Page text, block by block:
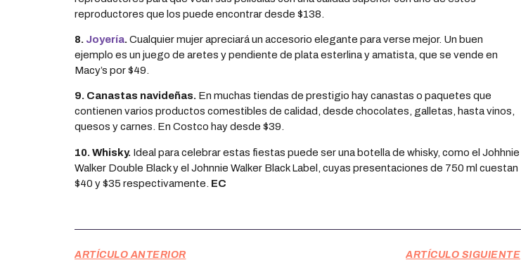
reproductores que los puede encontrar desde $138.
8. Joyería. Cualquier mujer apreciará un accesorio elegante para verse mejor. Un buen
ejemplo es un juego de aretes y pendiente de plata esterlina y amatista, que se vende en
Macy’s por $49.
9. Canastas navideñas. En muchas tiendas de prestigio hay canastas o paquetes que
contienen varios productos comestibles de calidad, desde chocolates, galletas, hasta vinos,
quesos y carnes. En Costco hay desde $39.
10. Whisky. Ideal para celebrar estas fiestas puede ser una botella de whisky, como el Johhnie
Walker Double Black y el Johnnie Walker Black Label, cuyas presentaciones de 750 ml cuestan
$40 y $35 respectivamente. EC
ARTÍCULO ANTERIOR ARTÍCULO SIGUIENTE